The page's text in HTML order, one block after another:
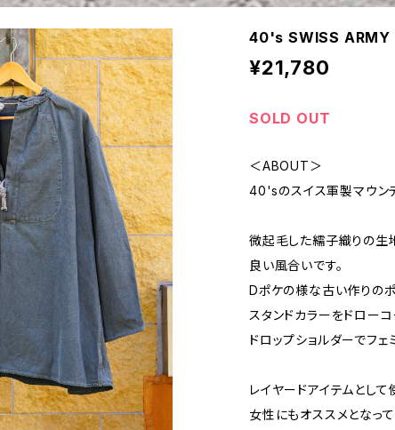
40's SWISS ARMY
¥21,780
SOLD OUT
＜ABOUT＞
40'sのスイス軍製マウンテ
微起毛した繻子織りの生
良い風合いです。
Dポケの様な古い作りのポ
スタンドカラーをドロー
ドロップショルダーでフェ
レイヤードアイテムとし
女性にもオススメとなって